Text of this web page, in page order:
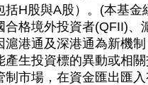
括H股與A股）。(本基金
合格境外投資者(QFII)、
滬港通及深港通為新機
產生投資標的異動或相
制市場，在資金匯出匯